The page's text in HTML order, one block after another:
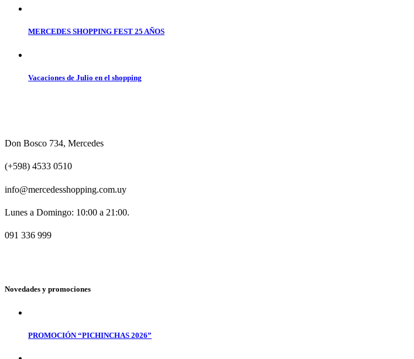
MERCEDES SHOPPING FEST 25 AÑOS
Vacaciones de Julio en el shopping
Don Bosco 734, Mercedes
(+598) 4533 0510
info@mercedesshopping.com.uy
Lunes a Domingo: 10:00 a 21:00.
091 336 999
Novedades y promociones
PROMOCIÓN “PICHINCHAS 2026”